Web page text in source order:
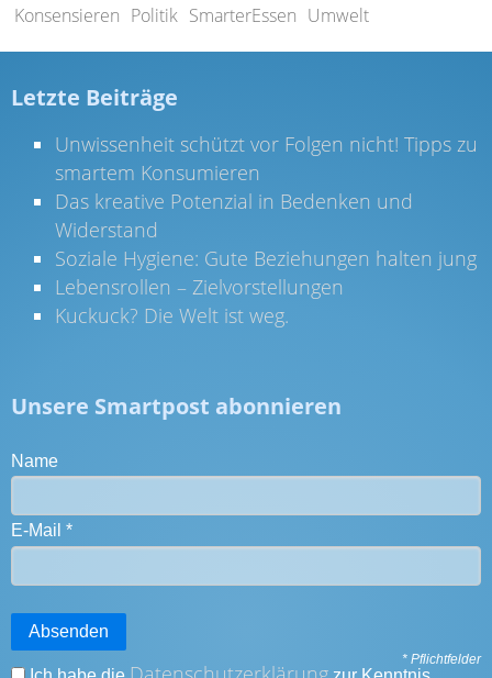
Konsensieren Politik SmarterEssen Umwelt
Letzte Beiträge
Unwissenheit schützt vor Folgen nicht! Tipps zu
smartem Konsumieren
Das kreative Potenzial in Bedenken und
Widerstand
Soziale Hygiene: Gute Beziehungen halten jung
Lebensrollen – Zielvorstellungen
Kuckuck? Die Welt ist weg.
Unsere Smartpost abonnieren
Name
E-Mail *
Absenden
* Pflichtfelder